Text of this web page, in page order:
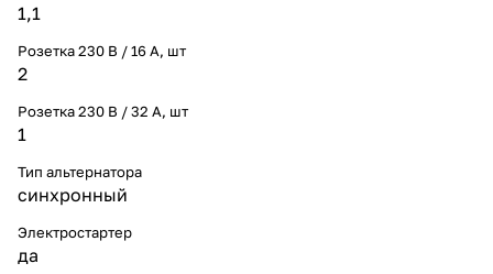
1,1
Розетка 230 В / 16 А, шт
2
Розетка 230 В / 32 А, шт
1
Тип альтернатора
синхронный
Электростартер
да